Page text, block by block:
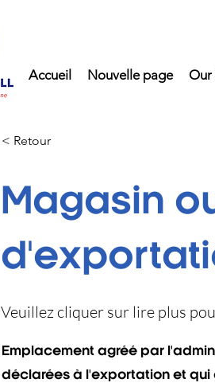
Accueil Nouvelle page Our
< Retour
Magasin
Veuillez cliquer sur lire plus
Emplacement agréé par
déclarées à l'exportation et qui